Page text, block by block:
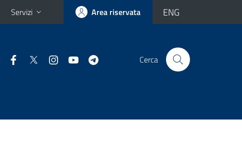
Servizi Area riservata ENG
Cerca